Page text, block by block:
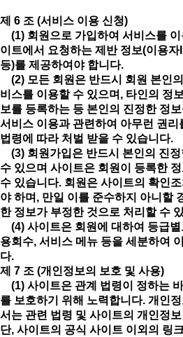
제 6 조 (서비스 이용 신청)
(1) 회원으로 가입하여 서비스를
이트에서 요청하는 제반 정보(이용자
등)를 제공하여야 합니다.
(2) 모든 회원은 반드시 회원 본인
비스를 이용할 수 있으며, 타인의 정
보를 등록하는 등 본인의 진정한 정
서비스 이용과 관련하여 아무런 권리
법령에 따라 처벌 받을 수 있습니다.
(3) 회원가입은 반드시 본인의 진
수 있으며 사이트은 회원이 등록한
수 있습니다. 회원은 사이트의 확인
야 하며, 만일 이를 준수하지 아니할
한 정보가 부정한 것으로 처리할 수
(4) 사이트은 회원에 대하여 등급별
용회수, 서비스 메뉴 등을 세분하여
다.
제 7 조 (개인정보의 보호 및 사용)
(1) 사이트은 관계 법령이 정하는
를 보호하기 위해 노력합니다. 개인
서는 관련 법령 및 사이트의 개인정
단, 사이트의 공식 사이트 이외의 링